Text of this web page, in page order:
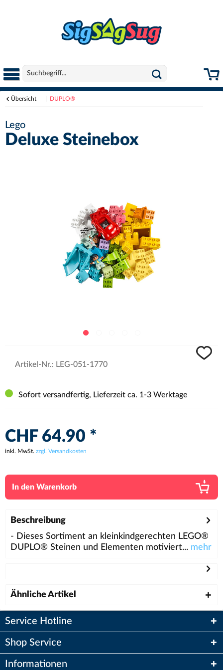
Übersicht DUPLO®
Lego
Deluxe Steinebox
Artikel-Nr.: LEG-051-1770
Sofort versandfertig, Lieferzeit ca. 1-3 Werktage
CHF 64.90 *
inkl. MwSt. zzgl. Versandkosten
In den Warenkorb
Beschreibung
- Dieses Sortiment an kleinkindgerechten LEGO®
DUPLO® Steinen und Elementen motiviert... mehr
Ähnliche Artikel
Service Hotline
Shop Service
Informationen